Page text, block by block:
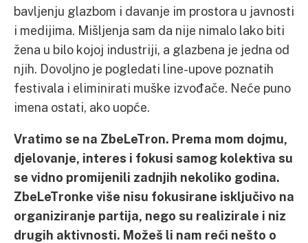
bavljenju glazbom i davanje im prostora u javnosti
i medijima. Mišljenja sam da nije nimalo lako biti
žena u bilo kojoj industriji, a glazbena je jedna od
njih. Dovoljno je pogledati line-upove poznatih
festivala i eliminirati muške izvođače. Neće puno
imena ostati, ako uopće.
Vratimo se na ZbeLeTron. Prema mom dojmu,
djelovanje, interes i fokusi samog kolektiva su
se vidno promijenili zadnjih nekoliko godina.
ZbeLeTronke više nisu fokusirane isključivo na
organiziranje partija, nego su realizirale i niz
drugih aktivnosti. Možeš li nam reći nešto o